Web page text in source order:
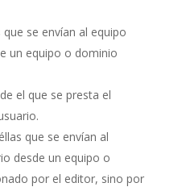
se envían al equipo
un equipo o dominio
el que se presta el
que se envían al
desde un equipo o
por el editor, sino por